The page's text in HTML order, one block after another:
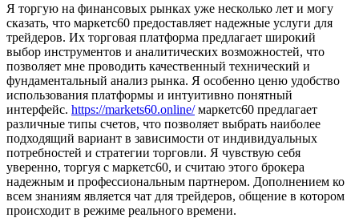
Я торгую на финансовых рынках уже несколько лет и могу
сказать, что маркетс60 предоставляет надежные услуги для
трейдеров. Их торговая платформа предлагает широкий
выбор инструментов и аналитических возможностей, что
позволяет мне проводить качественный технический и
фундаментальный анализ рынка. Я особенно ценю удобство
использования платформы и интуитивно понятный
интерфейс. https://markets60.online/маркетс60 предлагает
различные типы счетов, что позволяет выбрать наиболее
подходящий вариант в зависимости от индивидуальных
потребностей и стратегии торговли. Я чувствую себя
уверенно, торгуя с маркетс60, и считаю этого брокера
надежным и профессиональным партнером. Дополнением ко
всем знаниям является чат для трейдеров, общение в котором
происходит в режиме реального времени.